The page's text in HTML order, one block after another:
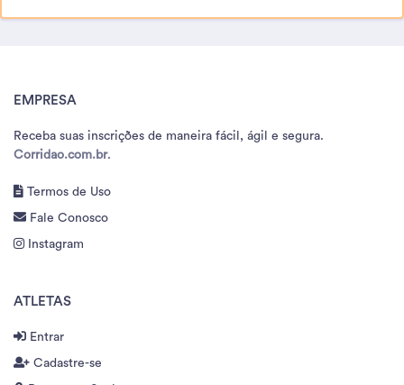
EMPRESA
Receba suas inscrições de maneira fácil, ágil e segura.
Corridao.com.br.
Termos de Uso
Fale Conosco
Instagram
ATLETAS
Entrar
Cadastre-se